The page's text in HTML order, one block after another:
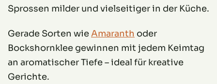
Sprossen milder und vielseitiger in der Küche.
Gerade Sorten wieAmaranth oder
Bockshornklee gewinnen mit jedem Keimtag
an aromatischer Tiefe – ideal für kreative
Gerichte.